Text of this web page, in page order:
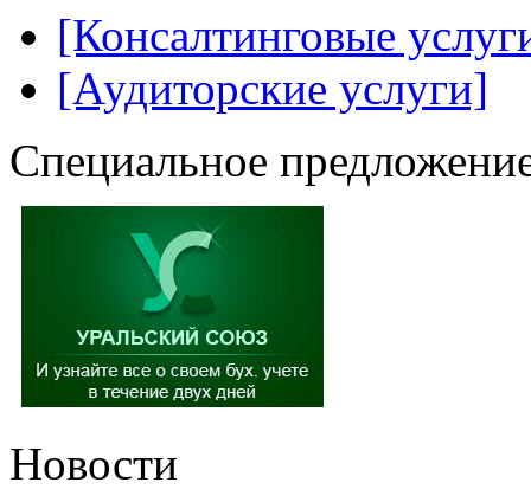
[Консалтинговые
[Аудиторские услуги]
Специальное
Новости